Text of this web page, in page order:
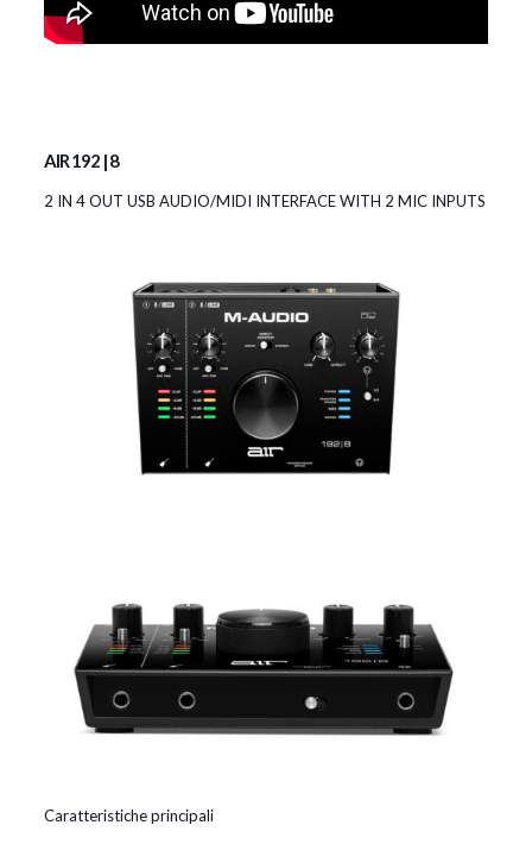
AIR 192 | 8
2 IN 4 OUT USB AUDIO/MIDI INTERFACE WITH 2 MIC INPUTS
Caratteristiche principali